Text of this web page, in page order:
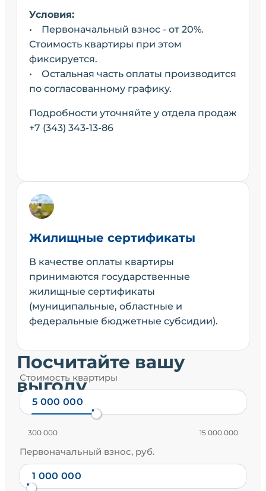
Условия:
• Первоначальный взнос - от 20%.
Стоимость квартиры при этом
фиксируется.
• Остальная часть оплаты производится
по согласованному графику.
Подробности уточняйте у отдела продаж
+7 (343) 343-13-86
Жилищные сертификаты
В качестве оплаты квартиры
принимаются государственные
жилищные сертификаты
(муниципальные, областные и
федеральные бюджетные субсидии).
Посчитайте вашу
выгоду
Стоимость квартиры
300 000 15 000 000
Первоначальный взнос, руб.